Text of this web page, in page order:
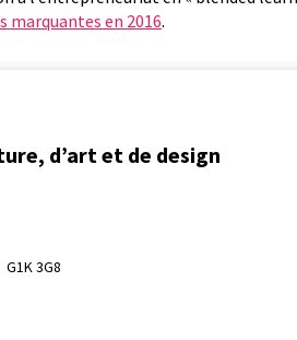
marquantes en 2016.
d’art et de design
3G8